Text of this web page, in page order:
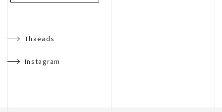
良造 Thaeads
Instagram